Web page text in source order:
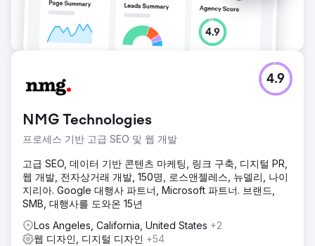
NMG Technologies
프로세스 기반 고급 SEO 및 웹 개발
4.9
고급 SEO, 데이터 기반 콘텐츠 마케팅, 링크 구축, 디지털 PR,
웹 개발, 전자상거래 개발, 150명, 로스앤젤레스, 뉴델리, 나이
지리아. Google 대행사 파트너, Microsoft 파트너. 브랜드,
SMB, 대행사를 도와온 15년
Los Angeles, California, United States +2
웹 디자인, 디지털 디자인 +54